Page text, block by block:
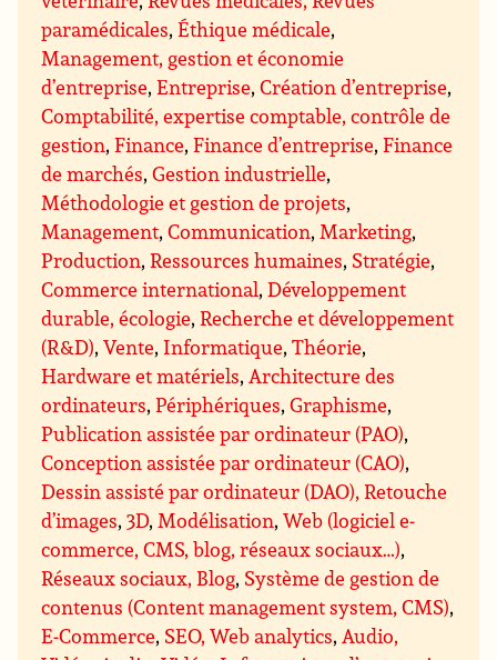
paramédicales,Éthique médicale,
Management, gestion et économie
d’entreprise,Entreprise,Création d’entreprise,
Comptabilité, expertise comptable, contrôle de
gestion,Finance,Finance d’entreprise,Finance
de marchés,Gestion industrielle,
Méthodologie et gestion de projets,
Management,Communication, Marketing,
Production,Ressources humaines, Stratégie,
Commerce international,Développement
durable, écologie,Recherche et développement
(R&D),Vente, Informatique,Théorie,
Hardware et matériels, Architecture des
ordinateurs,Périphériques,Graphisme,
Publication assistée par ordinateur (PAO),
Conception assistée par ordinateur (CAO),
Dessin assisté par ordinateur (DAO), Retouche
d’images,3D, Modélisation,Web (logiciel e-
commerce, CMS, blog, réseaux sociaux…),
Réseaux sociaux, Blog, Système de gestion de
contenus (Content management system, CMS),
E-Commerce, SEO, Web analytics, Audio,